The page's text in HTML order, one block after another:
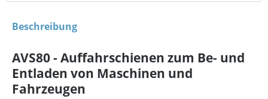
Beschreibung
AVS80 - Auffahrschienen zum Be- und
Entladen von Maschinen und
Fahrzeugen